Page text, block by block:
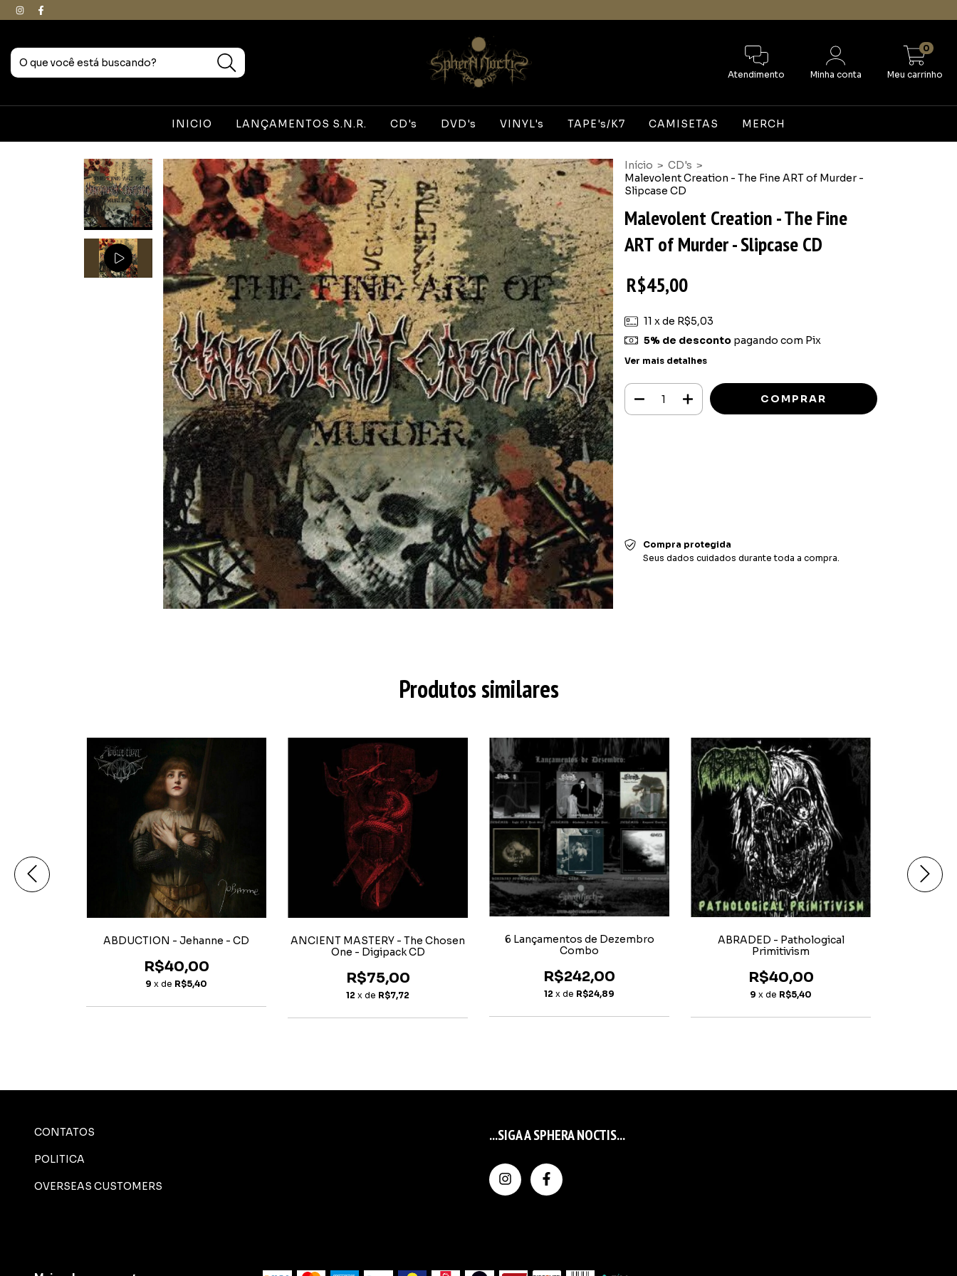
Atendimento Minha conta Meu carrinho
0
INICIO LANÇAMENTOS S.N.R. CD's DVD's VINYL's TAPE's/K7 CAMISETAS MERCH
Início > CD's >
Malevolent Creation - The Fine ART of Murder -
Slipcase CD
Malevolent Creation - The Fine
ART of Murder - Slipcase CD
R$45,00
11 x de R$5,03
5% de descontopagando com Pix
Ver mais detalhes
Compra protegida
Seus dados cuidados durante toda a compra.
Produtos similares
ABDUCTION - Jehanne - CD
R$40,00
9 x de R$5,40
ANCIENT MASTERY - The Chosen
One - Digipack CD
R$75,00
12 x de R$7,72
6 Lançamentos de Dezembro
Combo
R$242,00
12 x de R$24,89
ABRADED - Pathological
Primitivism
R$40,00
9 x de R$5,40
CONTATOS
POLITICA
OVERSEAS CUSTOMERS
...SIGA A SPHERA NOCTIS...